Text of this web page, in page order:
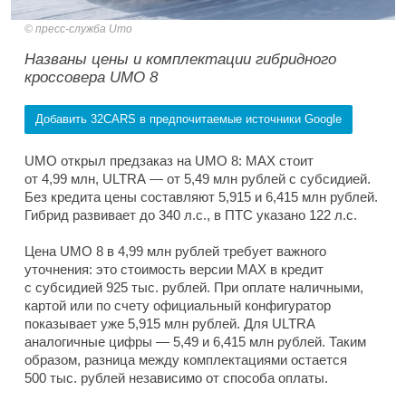
пресс-служба Umo
Названы цены и комплектации гибридного
кроссовера UMO 8
Добавить 32CARS в предпочитаемые источники Google
UMO открыл предзаказ на UMO 8: MAX стоит
от 4,99 млн, ULTRA — от 5,49 млн рублей с субсидией.
Без кредита цены составляют 5,915 и 6,415 млн рублей.
Гибрид развивает до 340 л.с., в ПТС указано 122 л.с.
Цена UMO 8 в 4,99 млн рублей требует важного
уточнения: это стоимость версии MAX в кредит
с субсидией 925 тыс. рублей. При оплате наличными,
картой или по счету официальный конфигуратор
показывает уже 5,915 млн рублей. Для ULTRA
аналогичные цифры — 5,49 и 6,415 млн рублей. Таким
образом, разница между комплектациями остается
500 тыс. рублей независимо от способа оплаты.